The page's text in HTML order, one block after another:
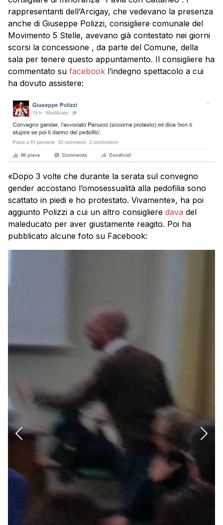
rappresentanti dell’Arcigay, che vedevano la presenza
anche di Giuseppe Polizzi, consigliere comunale del
Movimento 5 Stelle, avevano già contestato nei giorni
scorsi la concessione , da parte del Comune, della
sala per tenere questo appuntamento. Il consigliere ha
commentato su facebook l’indegno spettacolo a cui
ha dovuto assistere:
«Dopo 3 volte che durante la serata sul convegno
gender accostano l’omosessualità alla pedofilia sono
scattato in piedi e ho protestato. Vivamente», ha poi
aggiunto Polizzi a cui un altro consigliere dava del
maleducato per aver giustamente reagito. Poi ha
pubblicato alcune foto su Facebook: